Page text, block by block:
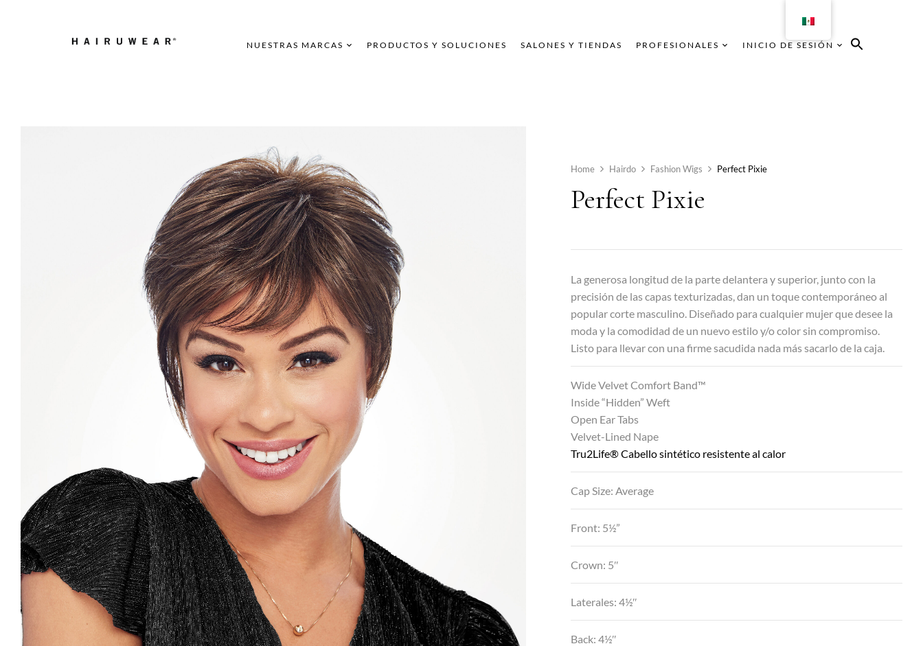
NUESTRAS MARCAS PRODUCTOS Y SOLUCIONES SALONES Y TIENDAS PROFESIONALES INICIO DE SESIÓN
Home Hairdo Fashion Wigs Perfect Pixie
Perfect Pixie
La generosa longitud de la parte delantera y superior, junto con la
precisión de las capas texturizadas, dan un toque contemporáneo al
popular corte masculino. Diseñado para cualquier mujer que desee la
moda y la comodidad de un nuevo estilo y/o color sin compromiso.
Listo para llevar con una firme sacudida nada más sacarlo de la caja.
Wide Velvet Comfort Band™
Inside “Hidden” Weft
Open Ear Tabs
Velvet-Lined Nape
Tru2Life® Cabello sintético resistente al calor
Cap Size: Average
Front: 5½”
Crown: 5″
Laterales: 4½″
Back: 4½″